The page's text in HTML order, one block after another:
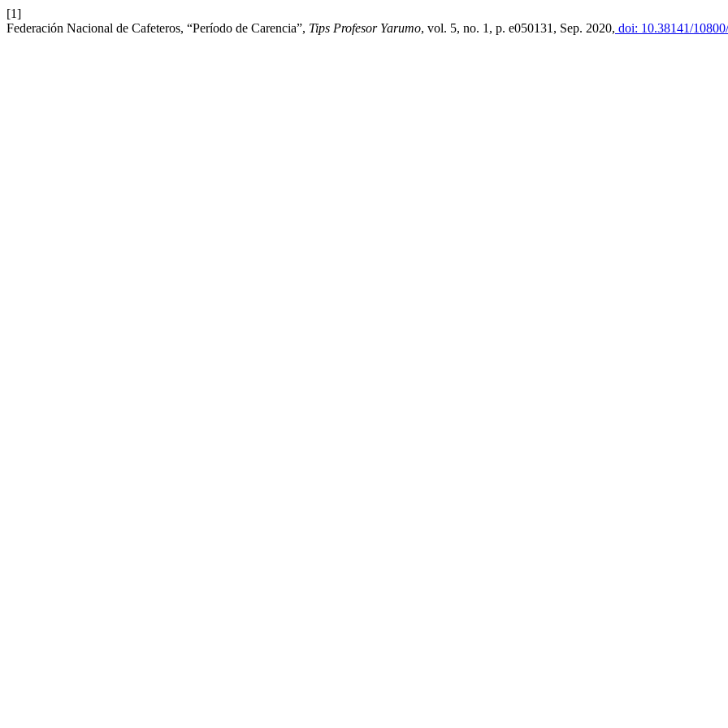
[1]
Federación Nacional de Cafeteros, “Período de Carencia”, Tips Profesor Yarumo, vol. 5, no. 1, p. e050131, Sep. 2020, doi: 10.38141/